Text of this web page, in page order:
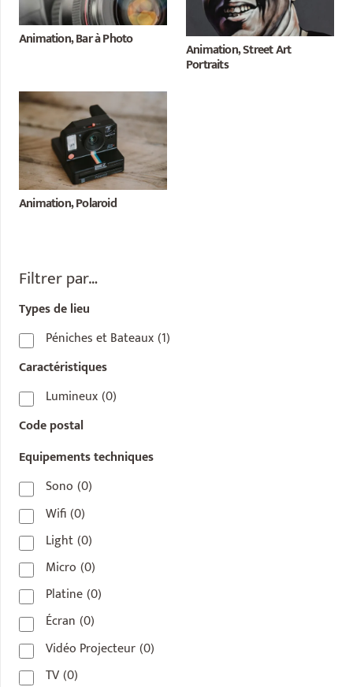
Animation, Bar à Photo
Animation, Street Art
Portraits
Animation, Polaroid
Filtrer par…
Types de lieu
Péniches et Bateaux(1)
Caractéristiques
Lumineux(0)
Code postal
Equipements techniques
Sono (0)
Wifi(0)
Light(0)
Micro (0)
Platine(0)
Écran (0)
Vidéo Projecteur(0)
TV(0)